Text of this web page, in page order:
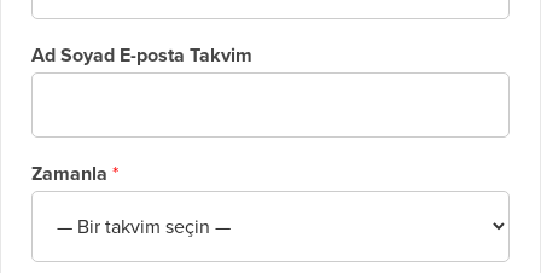
Ad Soyad E-posta Takvim
Zamanla *